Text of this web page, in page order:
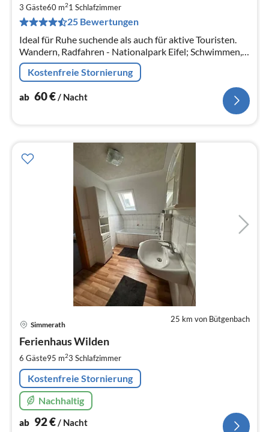
3 Gäste60 m21 Schlafzimmer
25 Bewertungen
Ideal für Ruhe suchende als auch für aktive Touristen.
Wandern, Radfahren - Nationalpark Eifel; Schwimmen,
Segeln, Paddeln auf dem Rursee; Ausflüge ins Hohe
Venn, Aachen, Monschau
Kostenfreie Stornierung
ab 60€ / Nacht
25 km von Bütgenbach
Simmerath
Ferienhaus Wilden
6 Gäste95 m23 Schlafzimmer
Kostenfreie Stornierung
Nachhaltig
ab 92€/ Nacht